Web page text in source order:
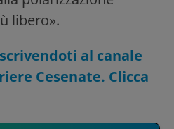
libero».
al canale
Cesenate. Clicca